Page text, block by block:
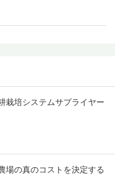
栽培システムサプライヤー
場の真のコストを決定する